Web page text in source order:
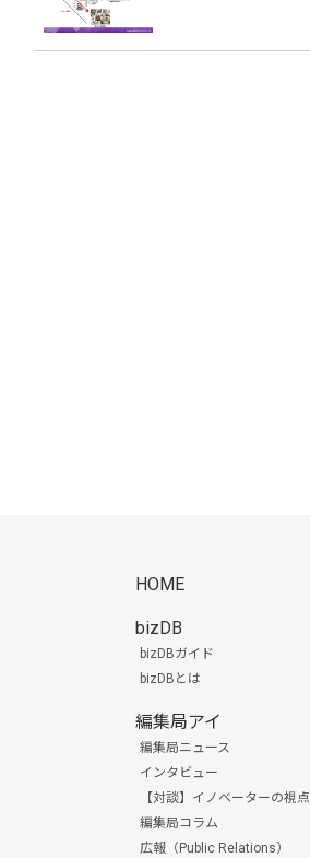
HOME
bizDB
bizDBガイド
bizDBとは
編集局アイ
編集局ニュース
インタビュー
【対談】イノベーターの視点
編集局コラム
広報（Public Relations）